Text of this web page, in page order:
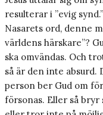
resulterar i ”evig
Nasarets ord, denne
världens härskare”?
ska omvändas. Och
så är den inte absurd.
person ber Gud om
försonas. Eller så